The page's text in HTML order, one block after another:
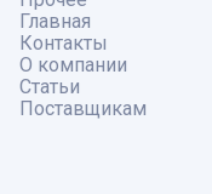
Главная
Контакты
О компании
Статьи
Поставщикам